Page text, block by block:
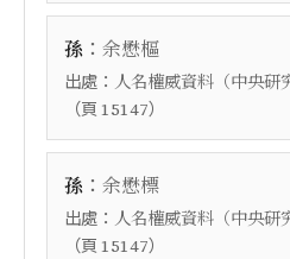
孫 ： 余懋樞
出處： 人名權威資料（中央研
（頁 15147）
孫 ： 余懋標
出處： 人名權威資料（中央研
（頁 15147）